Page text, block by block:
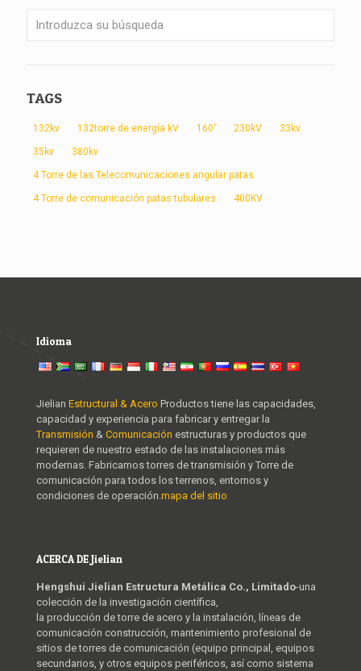
TAGS
132kv 132torre de energía kV 160' 230kV 33kv
35kv 380kv
4 Torre de las Telecomunicaciones angular patas
4 Torre de comunicación patas tubulares 400KV
Idioma
Jielian Estructural & Acero Productos tiene las capacidades,
capacidad y experiencia para fabricar y entregar la
Transmisión & Comunicación estructuras y productos que
requieren de nuestro estado de las instalaciones más
modernas. Fabricamos torres de transmisión y Torre de
comunicación para todos los terrenos, entornos y
condiciones de operación.mapa del sitio
ACERCA DE Jielian
Hengshui Jielian Estructura Metálica Co., Limitado-una
colección de la investigación científica,
la producción de torre de acero y la instalación, líneas de
comunicación construcción, mantenimiento profesional de
sitios de torres de comunicación (equipo principal, equipos
secundarios, y otros equipos periféricos, así como sistema